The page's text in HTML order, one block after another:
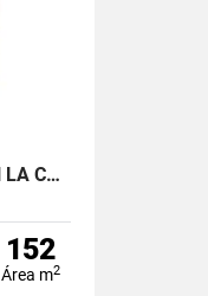
LOCAL COMERCIAL EN ARRIENDO EN LA CEJA, SECTOR FÁTIMA.
152
Área m2